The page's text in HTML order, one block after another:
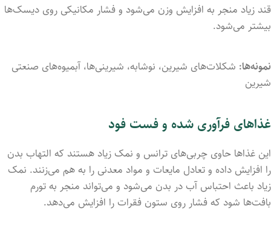
قند زیاد منجر به افزایش وزن می‌شود و فشار مکانیکی روی دیسک‌ها
بیشتر می‌شود.
نمونه‌ها: شکلات‌های شیرین، نوشابه، شیرینی‌ها، آبمیوه‌های صنعتی
شیرین
غذاهای فرآوری شده و فست فود
این غذاها حاوی چربی‌های ترانس و نمک زیاد هستند که التهاب بدن
را افزایش داده و تعادل مایعات و مواد معدنی را به هم می‌زنند. نمک
زیاد باعث احتباس آب در بدن می‌شود و می‌تواند منجر به تورم
بافت‌ها شود که فشار روی ستون فقرات را افزایش می‌دهد.